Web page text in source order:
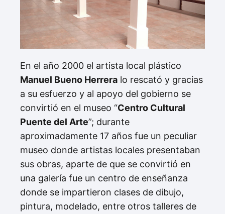
En el año 2000 el artista local plástico
Manuel Bueno Herrera lo rescató y gracias
a su esfuerzo y al apoyo del gobierno se
convirtió en el museo “Centro Cultural
Puente del Arte”; durante
aproximadamente 17 años fue un peculiar
museo donde artistas locales presentaban
sus obras, aparte de que se convirtió en
una galería fue un centro de enseñanza
donde se impartieron clases de dibujo,
pintura, modelado, entre otros talleres de